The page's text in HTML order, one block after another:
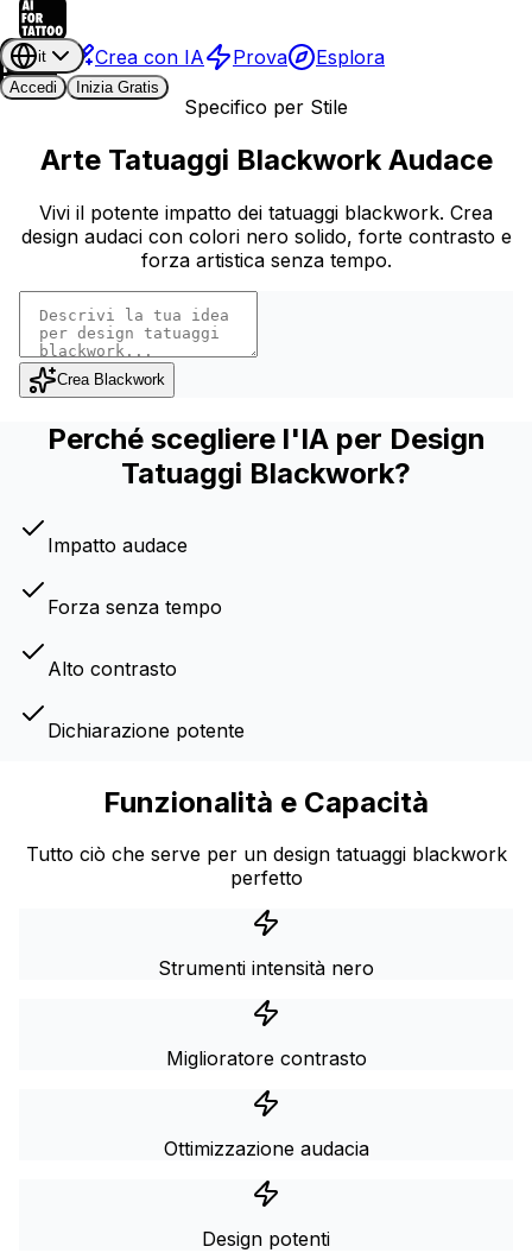
Crea con IA Prova Esplora
it
Accedi
Inizia Gratis
Specifico per Stile
Arte Tatuaggi Blackwork Audace
Vivi il potente impatto dei tatuaggi blackwork. Crea
design audaci con colori nero solido, forte contrasto e
forza artistica senza tempo.
Crea Blackwork
Perché scegliere l'IA per Design
Tatuaggi Blackwork?
Impatto audace
Forza senza tempo
Alto contrasto
Dichiarazione potente
Funzionalità e Capacità
Tutto ciò che serve per un design tatuaggi blackwork
perfetto
Strumenti intensità nero
Miglioratore contrasto
Ottimizzazione audacia
Design potenti